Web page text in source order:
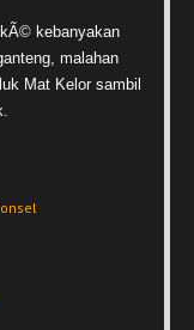
kebanyakan
malahan
Mat Kelor sambil